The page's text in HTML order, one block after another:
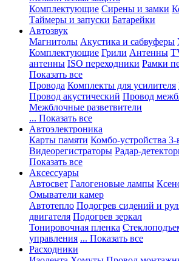
Комплектующие Сирены и замки
Таймеры и запуски Батарейки
Автозвук
Магнитолы Акустика и сабвуферы
Комплектующие Грили Антенны
антенны ISO переходники Рамки
Показать все
Провода Комплекты для усилителя
Провод акустический Провод
Межблочные разветвители
... Показать все
Автоэлектроника
Карты памяти Комбо-устройства 3-
Видеорегистраторы Радар-
Показать все
Аксессуары
Автосвет Галогеновые лампы
Омыватели камер
Автотепло Подогрев сидений и
двигателя Подогрев зеркал
Тонировочная пленка
управления ... Показать все
Расходники